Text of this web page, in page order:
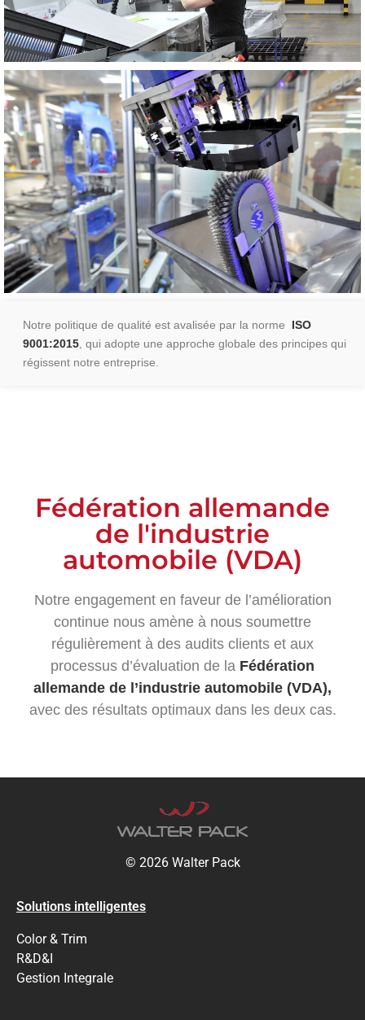
Notre politique de qualité est avalisée par la norme ISO
9001:2015, qui adopte une approche globale des principes qui
régissent notre entreprise.
Fédération allemande
de l'industrie
automobile (VDA)
Notre engagement en faveur de l’amélioration
continue nous amène à nous soumettre
régulièrement à des audits clients et aux
processus d’évaluation de la Fédération
allemande de l’industrie automobile (VDA),
avec des résultats optimaux dans les deux cas.
© 2026 Walter Pack
Solutions intelligentes
Color & Trim
R&D&I
Gestion Integrale